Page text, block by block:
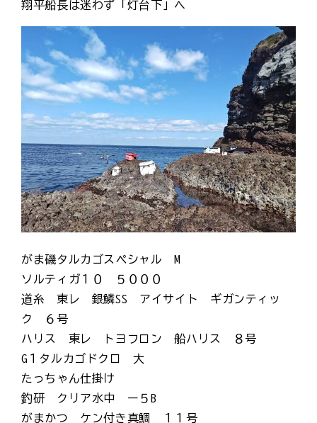
翔平船長は迷わず「灯台下」へ
がま磯タルカゴスペシャル M
ソルティガ１０ ５０００
道糸 東レ 銀鱗SS アイサイト ギガンティッ
ク ６号
ハリス 東レ トヨフロン 船ハリス ８号
G１タルカゴドクロ 大
たっちゃん仕掛け
釣研 クリア水中 ー５B
がまかつ ケン付き真鯛 １１号